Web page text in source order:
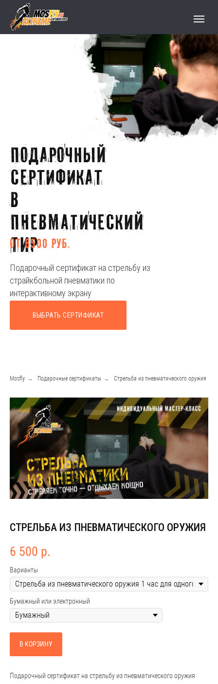
ПОДАРОЧНЫЙ
СЕРТИФИКАТ
в
пневматический
тир
Подарочный сертификат на стрельбу из
страйкбольной пневматики по
интерактивному экрану
ВЫБРАТЬ СЕРТИФИКАТ
ОТ 6500 РУБ.
Mosfly → Подарочные сертификаты → Стрельба из пневматического оружия
СТРЕЛЬБА ИЗ ПНЕВМАТИЧЕСКОГО ОРУЖИЯ
6 500 р.
Варианты
Бумажный или электронный
В КОРЗИНУ
Подарочный сертификат на стрельбу из пневматического оружия